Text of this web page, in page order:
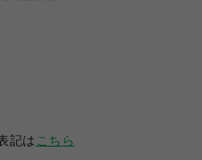
記は こちら